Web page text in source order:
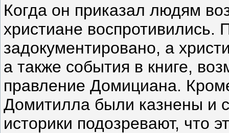
Когда он приказал людям
христиане
задокументировано, а
а также события в книге,
правление Домициана.
Домитилла были казнены и
историки подозревают, что